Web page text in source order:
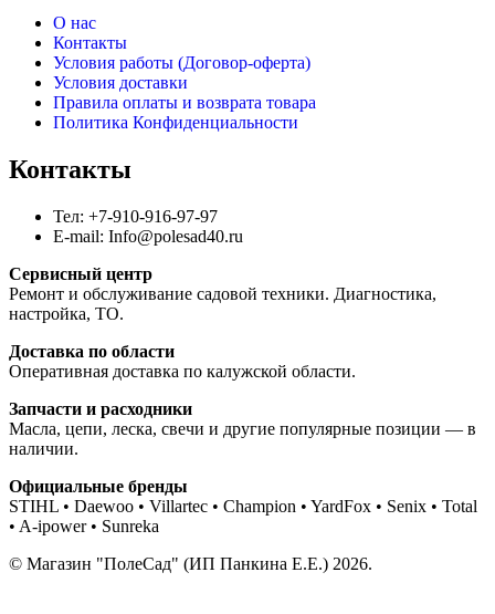
О нас
Контакты
Условия работы (Договор-оферта)
Условия доставки
Правила оплаты и возврата товара
Политика Конфиденциальности
Контакты
Тел: +7-910-916-97-97
E-mail: Info@polesad40.ru
Сервисный центр
Ремонт и обслуживание садовой техники. Диагностика,
настройка, ТО.
Доставка по области
Оперативная доставка по калужской области.
Запчасти и расходники
Масла, цепи, леска, свечи и другие популярные позиции — в
наличии.
Официальные бренды
STIHL • Daewoo • Villartec • Champion • YardFox • Senix • Total
• A-ipower • Sunreka
© Магазин "ПолеСад" (ИП Панкина Е.Е.) 2026.